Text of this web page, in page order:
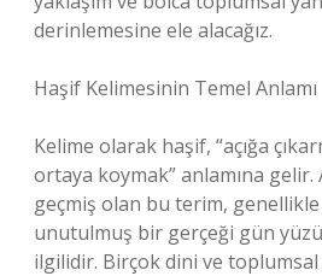
derinlemesine ele alacağız.
Haşif Kelimesinin Temel Anlamı
Kelime olarak haşif, “açığa
ortaya koymak” anlamına
geçmiş olan bu terim, genellikle
unutulmuş bir gerçeği gün
ilgilidir. Birçok dini ve